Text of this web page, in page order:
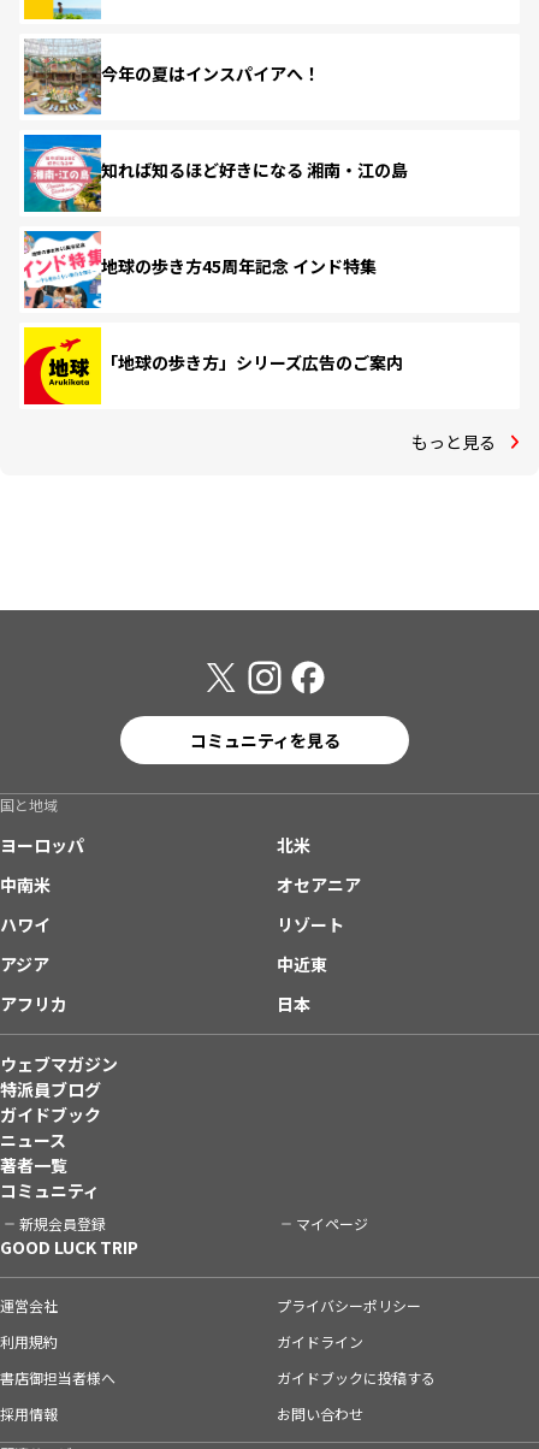
今年の夏はインスパイアへ！
知れば知るほど好きになる 湘南・江の島
地球の歩き方45周年記念 インド特集
「地球の歩き方」シリーズ広告のご案内
もっと見る
コミュニティを見る
国と地域
ヨーロッパ
北米
中南米
オセアニア
ハワイ
リゾート
アジア
中近東
アフリカ
日本
ウェブマガジン
特派員ブログ
ガイドブック
ニュース
著者一覧
コミュニティ
新規会員登録 マイページ
GOOD LUCK TRIP
運営会社
プライバシーポリシー
利用規約
ガイドライン
書店御担当者様へ
ガイドブックに投稿する
採用情報
お問い合わせ